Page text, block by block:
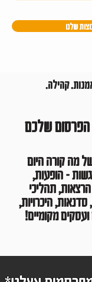
שלנו
קהילה.
הפרסום שלכם
מה קורה היום
- הופעות,
תהליכי
היכרויות,
מקומיים!